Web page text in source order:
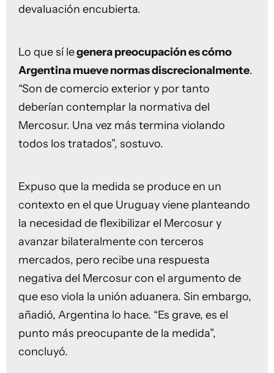
devaluación encubierta.
Lo que sí legenera preocupación es cómo
Argentina mueve normas discrecionalmente.
“Son de comercio exterior y por tanto
deberían contemplar la normativa del
Mercosur. Una vez más termina violando
todos los tratados”, sostuvo.
Expuso que la medida se produce en un
contexto en el que Uruguay viene planteando
la necesidad de flexibilizar el Mercosur y
avanzar bilateralmente con terceros
mercados, pero recibe una respuesta
negativa del Mercosur con el argumento de
que eso viola la unión aduanera. Sin embargo,
añadió, Argentina lo hace. “Es grave, es el
punto más preocupante de la medida”,
concluyó.